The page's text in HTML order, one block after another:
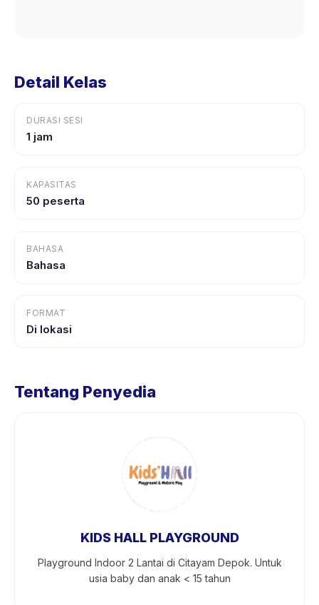
Detail Kelas
DURASI SESI
1 jam
KAPASITAS
50 peserta
BAHASA
Bahasa
FORMAT
Di lokasi
Tentang Penyedia
KIDS HALL PLAYGROUND
Playground Indoor 2 Lantai di Citayam Depok. Untuk
usia baby dan anak < 15 tahun